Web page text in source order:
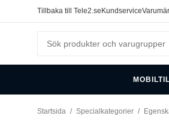
Tillbaka till Tele2.se Kundservice
Startsida / Specialkategorier /